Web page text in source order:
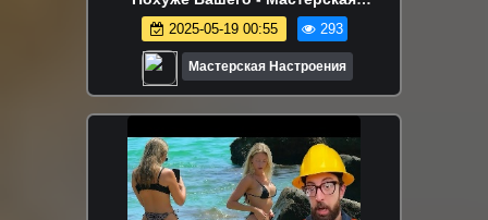
Настроения
2025-05-19 00:55 293
Мастерская Настроения